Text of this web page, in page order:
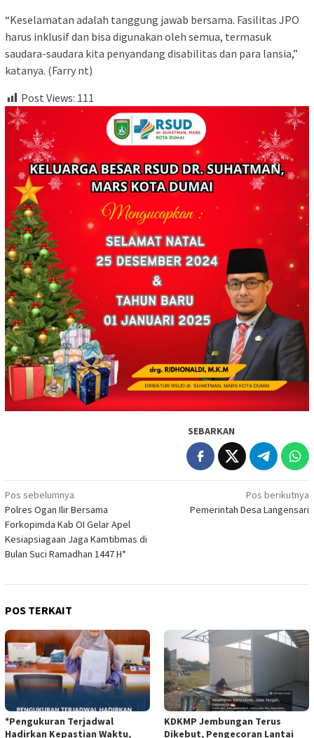
“Keselamatan adalah tanggung jawab bersama. Fasilitas JPO
harus inklusif dan bisa digunakan oleh semua, termasuk
saudara-saudara kita penyandang disabilitas dan para lansia,”
katanya. (Farry nt)
Post Views: 111
SEBARKAN
Navigasi
pos
Pos sebelumnya
Polres Ogan Ilir Bersama
Forkopimda Kab OI Gelar Apel
Kesiapsiagaan Jaga Kamtibmas di
Bulan Suci Ramadhan 1447 H*
Pos berikutnya
Pemerintah Desa Langensari
POS TERKAIT
*Pengukuran Terjadwal
Hadirkan Kepastian Waktu,
KDKMP Jembungan Terus
Dikebut, Pengecoran Lantai